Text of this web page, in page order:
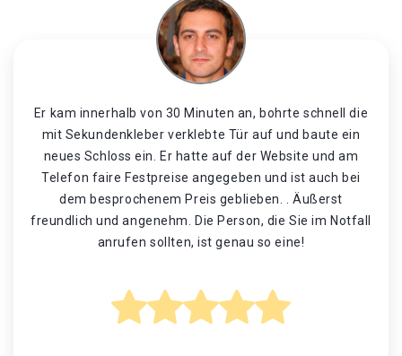
Er kam innerhalb von 30 Minuten an, bohrte schnell die
mit Sekundenkleber verklebte Tür auf und baute ein
neues Schloss ein. Er hatte auf der Website und am
Telefon faire Festpreise angegeben und ist auch bei
dem besprochenem Preis geblieben. . Äußerst
freundlich und angenehm. Die Person, die Sie im Notfall
anrufen sollten, ist genau so eine!